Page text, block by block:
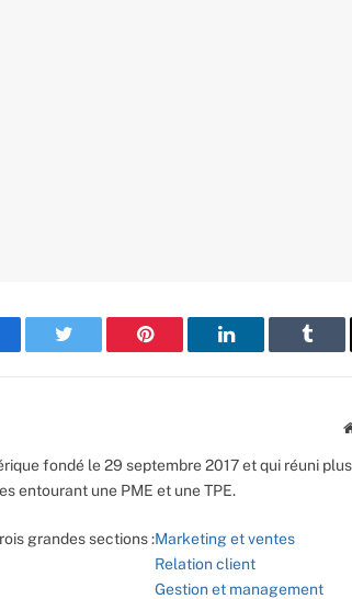
Twitter Pinterest LinkedIn
fondé le 29 septembre 2017 et qui réuni
entourant une PME et une TPE.
grandes sections :Marketing et ventes
Relation client
Gestion et management